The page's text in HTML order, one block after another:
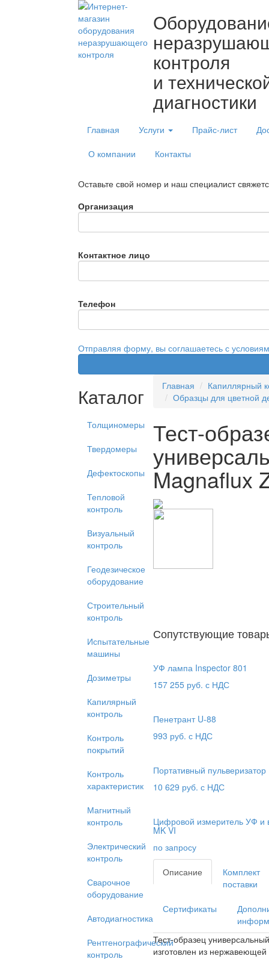
контроля
и
диагностики
Главная Услуги Прайс-лист
О компании
Контакты
Оставьте свой номер и наш специалист
Организация
Контактное лицо
Телефон
Отправляя форму, вы соглашаетесь с
Каталог
Толщиномеры
Твердомеры
Дефектоскопы
Тепловой
контроль
Визуальный
контроль
Геодезическое
оборудование
Строительный
контроль
Испытательные
машины
Дозиметры
Капилярный
контроль
Контроль
покрытий
Контроль
характеристик
Магнитный
контроль
Электрический
контроль
Сварочное
оборудование
Автодиагностика
Рентгенографический
контроль
Главная
Капиллярный
Образцы для цветной
Тест-
Magnaflux
Сопутствующие
УФ лампа Inspector 801
157 255 руб. с НДС
Пенетрант U-88
993 руб. с НДС
Портативный пульверизатор
10 629 руб. с НДС
Цифровой измеритель УФ и
MK VI
по запросу
Описание
Комплект
поставки
Сертификаты
Тест-образец универсальный
изготовлен из